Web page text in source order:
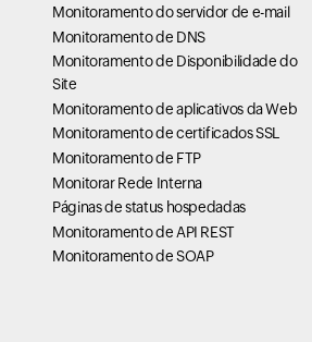
Monitoramento do servidor de e-mail
Monitoramento de DNS
Monitoramento de Disponibilidade do
Site
Monitoramento de aplicativos da Web
Monitoramento de certificados SSL
Monitoramento de FTP
Monitorar Rede Interna
Páginas de status hospedadas
Monitoramento de API REST
Monitoramento de SOAP